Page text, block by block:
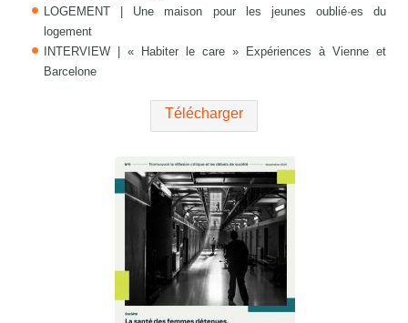
LOGEMENT | Une maison pour les jeunes oublié·es du
logement
INTERVIEW | « Habiter le care » Expériences à Vienne et
Barcelone
Télécharger